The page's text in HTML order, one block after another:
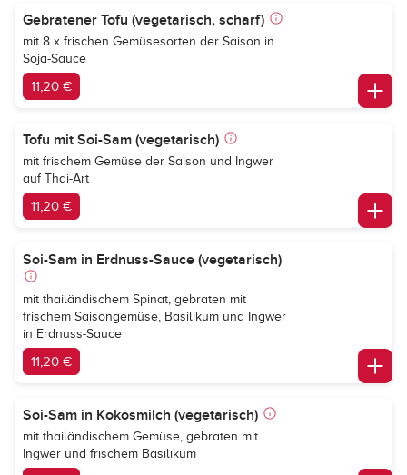
Gebratener Tofu (vegetarisch, scharf)
mit 8 x frischen Gemüsesorten der Saison in
Soja-Sauce
11,20 €
Tofu mit Soi-Sam (vegetarisch)
mit frischem Gemüse der Saison und Ingwer
auf Thai-Art
11,20 €
Soi-Sam in Erdnuss-Sauce (vegetarisch)
mit thailändischem Spinat, gebraten mit
frischem Saisongemüse, Basilikum und Ingwer
in Erdnuss-Sauce
11,20 €
Soi-Sam in Kokosmilch (vegetarisch)
mit thailändischem Gemüse, gebraten mit
Ingwer und frischem Basilikum